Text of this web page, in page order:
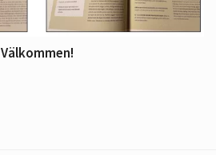
Välkommen!